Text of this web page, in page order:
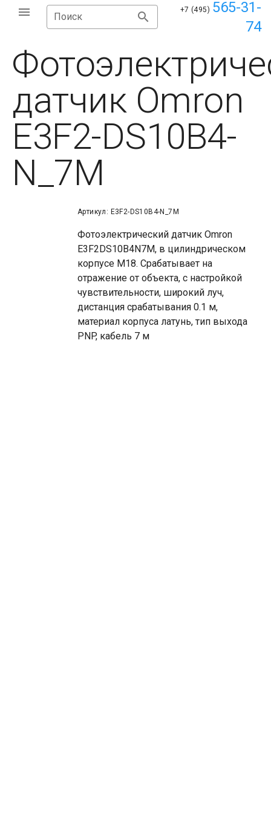
Поиск
+7 (495) 565-31-
74
датчик Omron
E3F2-DS10B4-
N_7M
Артикул: E3F2-DS10B4-N_7M
Фотоэлектрический датчик Omron
E3F2DS10B4N7M, в цилиндрическом
корпусе М18. Срабатывает на
отражение от объекта, с настройкой
чувствительности, широкий луч,
дистанция срабатывания 0.1 м,
материал корпуса латунь, тип выхода
PNP, кабель 7 м